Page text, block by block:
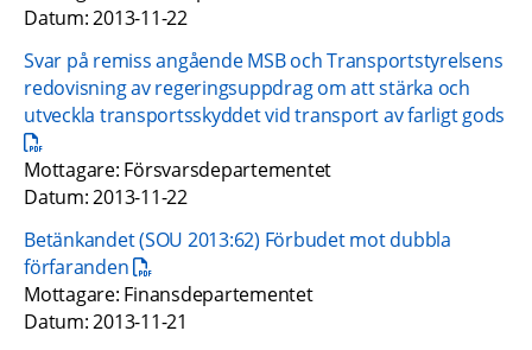
Datum: 2013-11-22
Svar på remiss angående MSB och Transportstyrelsens
redovisning av regeringsuppdrag om att stärka och
utveckla transportsskyddet vid transport av farligt gods
Mottagare: Försvarsdepartementet
Datum: 2013-11-22
Betänkandet (SOU 2013:62) Förbudet mot dubbla
förfarandenpdf, 244.3 kB.
Mottagare: Finansdepartementet
Datum: 2013-11-21